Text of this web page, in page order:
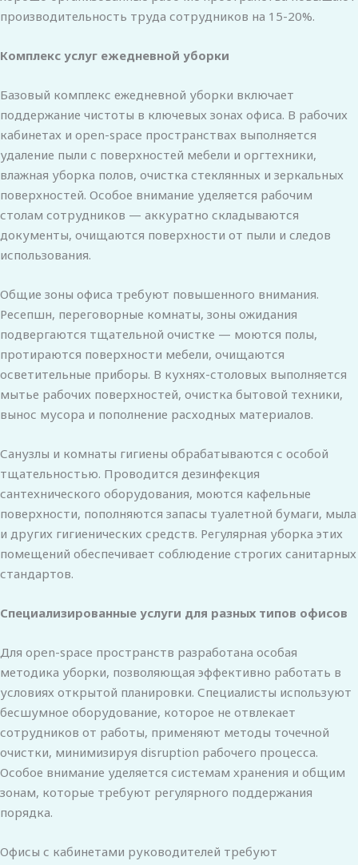
производительность труда сотрудников на 15-20%.
Комплекс услуг ежедневной уборки
Базовый комплекс ежедневной уборки включает
поддержание чистоты в ключевых зонах офиса. В рабочих
кабинетах и open-space пространствах выполняется
удаление пыли с поверхностей мебели и оргтехники,
влажная уборка полов, очистка стеклянных и зеркальных
поверхностей. Особое внимание уделяется рабочим
столам сотрудников — аккуратно складываются
документы, очищаются поверхности от пыли и следов
использования.
Общие зоны офиса требуют повышенного внимания.
Ресепшн, переговорные комнаты, зоны ожидания
подвергаются тщательной очистке — моются полы,
протираются поверхности мебели, очищаются
осветительные приборы. В кухнях-столовых выполняется
мытье рабочих поверхностей, очистка бытовой техники,
вынос мусора и пополнение расходных материалов.
Санузлы и комнаты гигиены обрабатываются с особой
тщательностью. Проводится дезинфекция
сантехнического оборудования, моются кафельные
поверхности, пополняются запасы туалетной бумаги, мыла
и других гигиенических средств. Регулярная уборка этих
помещений обеспечивает соблюдение строгих санитарных
стандартов.
Специализированные услуги для разных типов офисов
Для open-space пространств разработана особая
методика уборки, позволяющая эффективно работать в
условиях открытой планировки. Специалисты используют
бесшумное оборудование, которое не отвлекает
сотрудников от работы, применяют методы точечной
очистки, минимизируя disruption рабочего процесса.
Особое внимание уделяется системам хранения и общим
зонам, которые требуют регулярного поддержания
порядка.
Офисы с кабинетами руководителей требуют